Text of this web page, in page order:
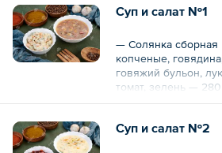
Суп и салат №1
— Солянка сборная
копченые,
говяжий бульон,
томат, зелень — 280
— Салат «Оливье»:
соленые, зеленый
Суп и салат №2